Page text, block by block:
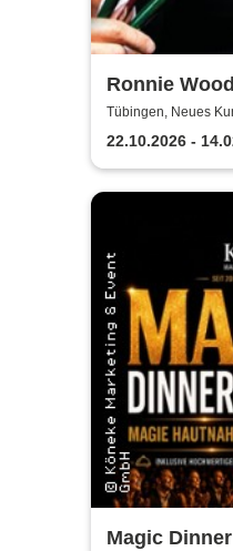
Ronnie
Tübingen, Neues
22.10.2026 -
Magic